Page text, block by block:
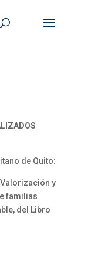
de Quito:
y
familias
del Libro